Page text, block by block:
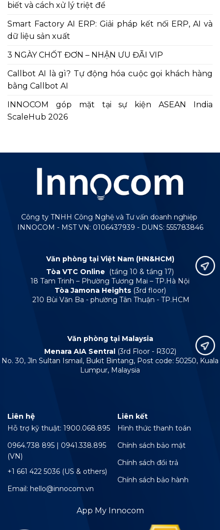
biết và cách xử lý triệt để
Smart Factory AI ERP: Giải pháp kết nối ERP, AI và
dữ liệu sản xuất
3 NGÀY CHỐT ĐƠN – NHẬN ƯU ĐÃI VIP
Callbot AI là gì? Tự động hóa cuộc gọi khách hàng
bằng Callbot AI
INNOCOM góp mặt tại sự kiện ASEAN India
ScaleHub 2026
Công ty TNHH Công Nghệ và Tư vấn doanh nghiệp
INNOCOM - MST VN: 0106437939 - DUNS: 555783846
Văn phòng tại Việt Nam (HN&HCM)
Tòa VTC Online
(tầng 10 & tầng 17)
18 Tam Trinh – Phường Tương Mai – TP.Hà Nội
Tòa Jamona Heights (3rd floor)
210 Bùi Văn Ba - phường Tân Thuận - TP.HCM
Văn phòng tại Malaysia
Menara AIA Sentral (3rd Floor - R302)
No. 30, Jln Sultan Ismail, Bukit Bintang, Post code: 50250, Kuala
Lumpur, Malaysia
Liên hệ
Hỗ trợ kỹ thuật: 1900.068.895
0964.738 895 | 0941.338.895
(VN)
+1 661 422 5036 (US & others)
Email: hello@innocom.vn
Liên kết
Hình thức thanh toán
Chính sách bảo mật
Chính sách đổi trả
Chính sách bảo hành
App My Innocom